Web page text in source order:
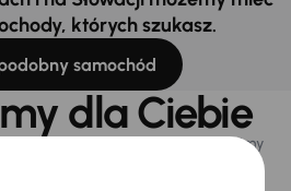
których szukasz.
samochód
dla Ciebie
z naszej oferty. Kupimy